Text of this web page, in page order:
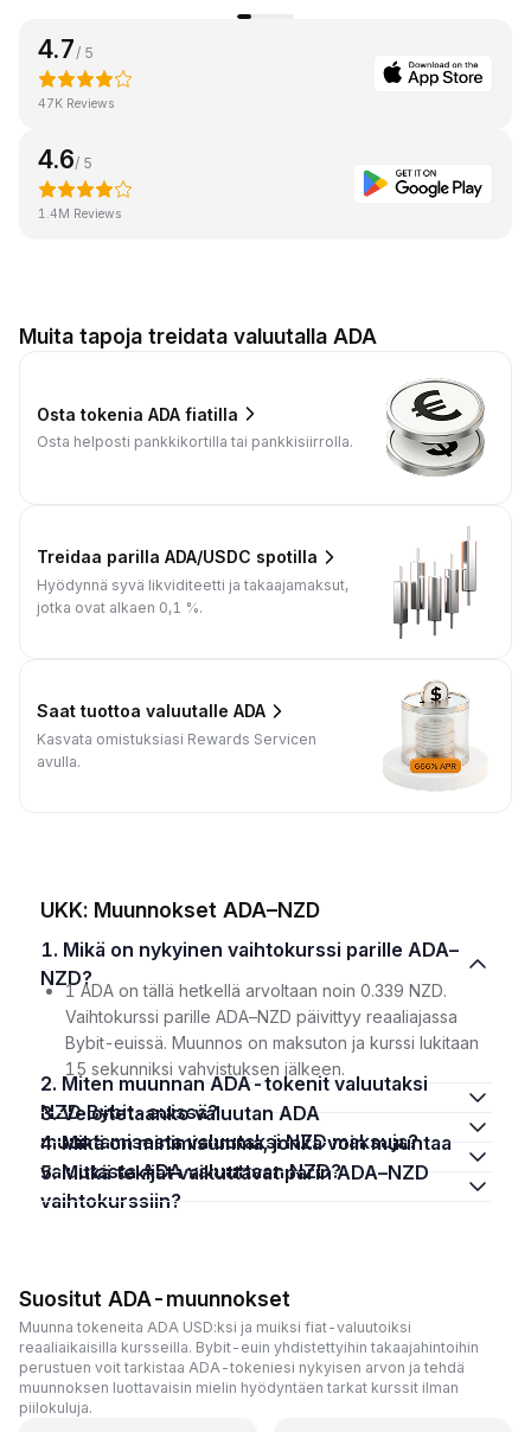
4.7 / 5
47K Reviews
4.6/ 5
1.4M Reviews
Muita tapoja treidata valuutalla ADA
Osta tokenia ADA fiatilla
Osta helposti pankkikortilla tai pankkisiirrolla.
Treidaa parilla ADA/USDC spotilla
Hyödynnä syvä likviditeetti ja takaajamaksut,
jotka ovat alkaen 0,1 %.
Saat tuottoa valuutalle ADA
Kasvata omistuksiasi Rewards Servicen
avulla.
UKK: Muunnokset ADA–NZD
1. Mikä on nykyinen vaihtokurssi parille ADA–
NZD?
1 ADA on tällä hetkellä arvoltaan noin 0.339 NZD.
Vaihtokurssi parille ADA–NZD päivittyy reaaliajassa
Bybit-euissä. Muunnos on maksuton ja kurssi lukitaan
15 sekunniksi vahvistuksen jälkeen.
2. Miten muunnan ADA-tokenit valuutaksi
NZD Bybit-euissä?
3. Veloitetaanko valuutan ADA
muuntamisesta valuutaksi NZD maksuja?
4. Mikä on minimisumma, jonka voin muuntaa
valuutasta ADA valuuttaan NZD?
5. Mitkä tekijät vaikuttavat parin ADA–NZD
vaihtokurssiin?
Suositut ADA-muunnokset
Muunna tokeneita ADA USD:ksi ja muiksi fiat-valuutoiksi
reaaliaikaisilla kursseilla. Bybit-euin yhdistettyihin takaajahintoihin
perustuen voit tarkistaa ADA-tokeniesi nykyisen arvon ja tehdä
muunnoksen luottavaisin mielin hyödyntäen tarkat kurssit ilman
piilokuluja.